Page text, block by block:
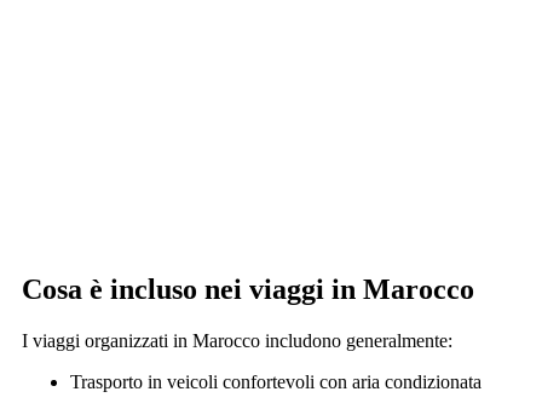
Cosa è incluso nei viaggi in Marocco
I viaggi organizzati in Marocco includono generalmente:
Trasporto in veicoli confortevoli con aria condizionata